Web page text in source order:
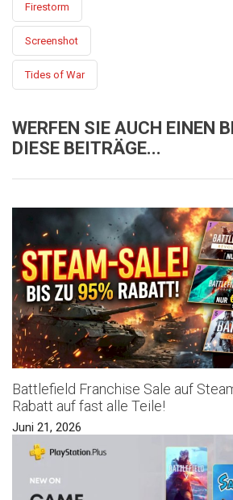
Firestorm
Screenshot
Tides of War
WERFEN SIE AUCH EINEN
DIESE BEITRÄGE...
Battlefield Franchise Sale auf
Rabatt auf fast alle Teile!
Juni 21, 2026